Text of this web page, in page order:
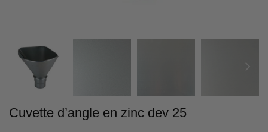
Cuvette d’angle en zinc dev 25